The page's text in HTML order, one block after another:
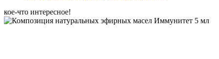
кое-что интересное!